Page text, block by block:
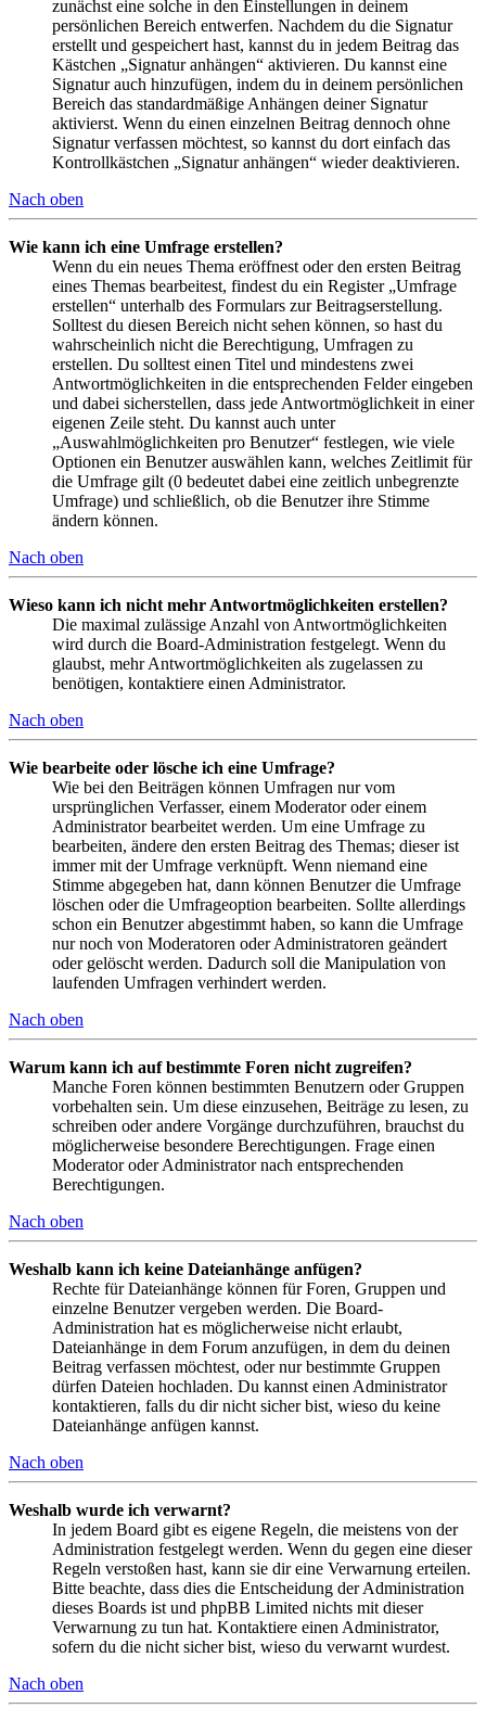
zunächst eine solche in den Einstellungen in deinem
persönlichen Bereich entwerfen. Nachdem du die Signatur
erstellt und gespeichert hast, kannst du in jedem Beitrag das
Kästchen „Signatur anhängen“ aktivieren. Du kannst eine
Signatur auch hinzufügen, indem du in deinem persönlichen
Bereich das standardmäßige Anhängen deiner Signatur
aktivierst. Wenn du einen einzelnen Beitrag dennoch ohne
Signatur verfassen möchtest, so kannst du dort einfach das
Kontrollkästchen „Signatur anhängen“ wieder deaktivieren.
Nach oben
Wie kann ich eine Umfrage erstellen?
Wenn du ein neues Thema eröffnest oder den ersten Beitrag
eines Themas bearbeitest, findest du ein Register „Umfrage
erstellen“ unterhalb des Formulars zur Beitragserstellung.
Solltest du diesen Bereich nicht sehen können, so hast du
wahrscheinlich nicht die Berechtigung, Umfragen zu
erstellen. Du solltest einen Titel und mindestens zwei
Antwortmöglichkeiten in die entsprechenden Felder eingeben
und dabei sicherstellen, dass jede Antwortmöglichkeit in einer
eigenen Zeile steht. Du kannst auch unter
„Auswahlmöglichkeiten pro Benutzer“ festlegen, wie viele
Optionen ein Benutzer auswählen kann, welches Zeitlimit für
die Umfrage gilt (0 bedeutet dabei eine zeitlich unbegrenzte
Umfrage) und schließlich, ob die Benutzer ihre Stimme
ändern können.
Nach oben
Wieso kann ich nicht mehr Antwortmöglichkeiten erstellen?
Die maximal zulässige Anzahl von Antwortmöglichkeiten
wird durch die Board-Administration festgelegt. Wenn du
glaubst, mehr Antwortmöglichkeiten als zugelassen zu
benötigen, kontaktiere einen Administrator.
Nach oben
Wie bearbeite oder lösche ich eine Umfrage?
Wie bei den Beiträgen können Umfragen nur vom
ursprünglichen Verfasser, einem Moderator oder einem
Administrator bearbeitet werden. Um eine Umfrage zu
bearbeiten, ändere den ersten Beitrag des Themas; dieser ist
immer mit der Umfrage verknüpft. Wenn niemand eine
Stimme abgegeben hat, dann können Benutzer die Umfrage
löschen oder die Umfrageoption bearbeiten. Sollte allerdings
schon ein Benutzer abgestimmt haben, so kann die Umfrage
nur noch von Moderatoren oder Administratoren geändert
oder gelöscht werden. Dadurch soll die Manipulation von
laufenden Umfragen verhindert werden.
Nach oben
Warum kann ich auf bestimmte Foren nicht zugreifen?
Manche Foren können bestimmten Benutzern oder Gruppen
vorbehalten sein. Um diese einzusehen, Beiträge zu lesen, zu
schreiben oder andere Vorgänge durchzuführen, brauchst du
möglicherweise besondere Berechtigungen. Frage einen
Moderator oder Administrator nach entsprechenden
Berechtigungen.
Nach oben
Weshalb kann ich keine Dateianhänge anfügen?
Rechte für Dateianhänge können für Foren, Gruppen und
einzelne Benutzer vergeben werden. Die Board-
Administration hat es möglicherweise nicht erlaubt,
Dateianhänge in dem Forum anzufügen, in dem du deinen
Beitrag verfassen möchtest, oder nur bestimmte Gruppen
dürfen Dateien hochladen. Du kannst einen Administrator
kontaktieren, falls du dir nicht sicher bist, wieso du keine
Dateianhänge anfügen kannst.
Nach oben
Weshalb wurde ich verwarnt?
In jedem Board gibt es eigene Regeln, die meistens von der
Administration festgelegt werden. Wenn du gegen eine dieser
Regeln verstoßen hast, kann sie dir eine Verwarnung erteilen.
Bitte beachte, dass dies die Entscheidung der Administration
dieses Boards ist und phpBB Limited nichts mit dieser
Verwarnung zu tun hat. Kontaktiere einen Administrator,
sofern du die nicht sicher bist, wieso du verwarnt wurdest.
Nach oben